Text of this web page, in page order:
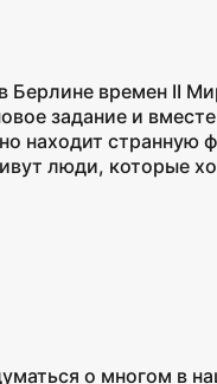
времен II
задание и
находит странную
люди, которые
о многом в